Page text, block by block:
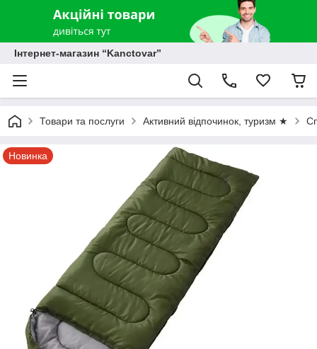
Інтернет-магазин “Kanctovar”
Товари та послуги Активний відпочинок, туризм ★
Новинка